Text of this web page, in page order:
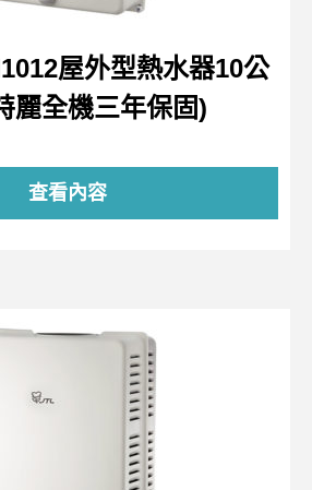
屋外型熱水器10公
麗全機三年保固)
查看內容